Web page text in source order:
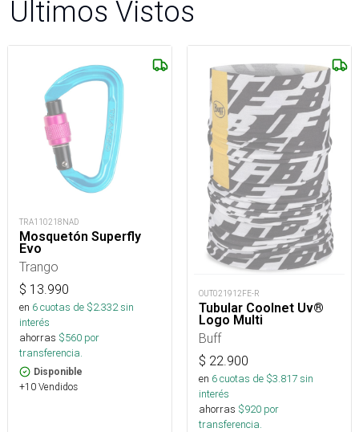
Últimos Vistos
TRA110218NAD
Mosquetón Superfly
Evo
Trango
$ 13.990
en 6cuotas de $2.332sin
interés
ahorras $560 por
transferencia.
Disponible
+10 Vendidos
OUT021912FE-R
Tubular Coolnet Uv®
Logo Multi
Buff
$ 22.900
en 6cuotas de $3.817sin
interés
ahorras $920 por
transferencia.